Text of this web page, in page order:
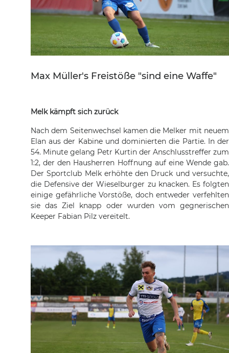
Max Müller's Freistöße "sind eine Waffe"
Melk kämpft sich zurück
Nach dem Seitenwechsel kamen die Melker mit neuem
Elan aus der Kabine und dominierten die Partie. In der
54. Minute gelang Petr Kurtin der Anschlusstreffer zum
1:2, der den Hausherren Hoffnung auf eine Wende gab.
Der Sportclub Melk erhöhte den Druck und versuchte,
die Defensive der Wieselburger zu knacken. Es folgten
einige gefährliche Vorstöße, doch entweder verfehlten
sie das Ziel knapp oder wurden vom gegnerischen
Keeper Fabian Pilz vereitelt.